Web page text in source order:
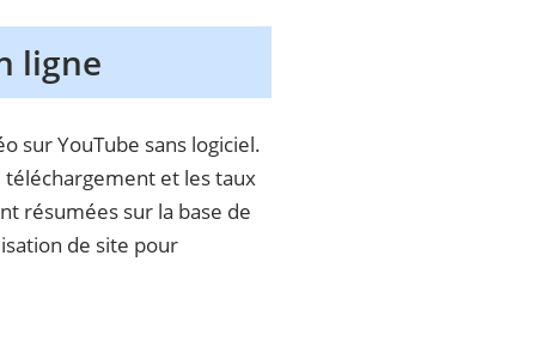
ligne
sur YouTube sans logiciel.
téléchargement et les taux
résumées sur la base de
de site pour